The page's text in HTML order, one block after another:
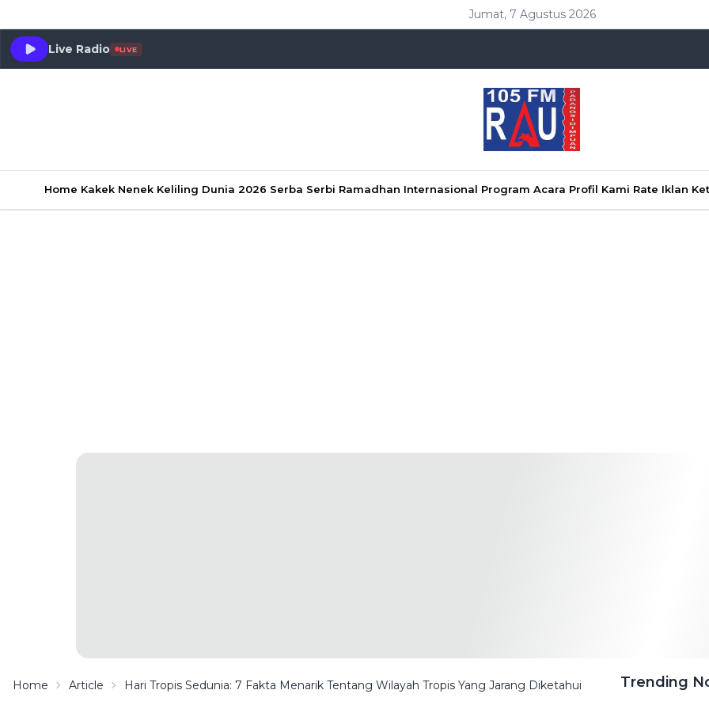
Jumat, 7 Agustus 2026
Live Radio LIVE
Home Kakek Nenek Keliling Dunia 2026 Serba Serbi Ramadhan Internasional Program Acara Profil Kami Rate Iklan
Home Article Hari Tropis Sedunia: 7 Fakta Menarik Tentang Wilayah Tropis Yang Jarang Diketahui Trending